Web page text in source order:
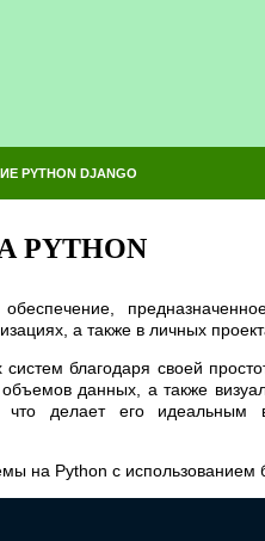
PYTHON DJANGO
а также в личных
благодаря своей
данных, а также
делает его идеальным
на Python с использованием